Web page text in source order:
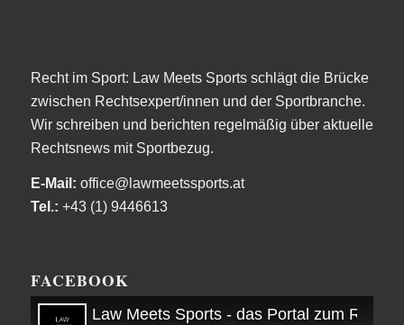
Recht im Sport: Law Meets Sports schlägt die Brücke
zwischen Rechtsexpert/innen und der Sportbranche.
Wir schreiben und berichten regelmäßig über aktuelle
Rechtsnews mit Sportbezug.
E-Mail: office@lawmeetssports.at
Tel.: +43 (1) 9446613
FACEBOOK
Law Meets Sports - das Portal zum Recht